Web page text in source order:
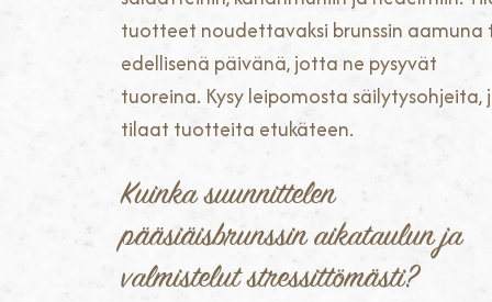
tuotteet noudettavaksi brunssin aamuna
edellisenä päivänä, jotta ne pysyvät
tuoreina. Kysy leipomosta säilytysohjeita,
tilaat tuotteita etukäteen.
Kuinka suunnittelen
pääsiäisbrunssin aikataulun ja
valmistelut stressittömästi?